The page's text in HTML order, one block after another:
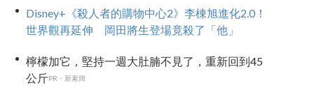
Disney+《殺人者的購物中心2》李棟旭進化2.0！
世界觀再延伸 岡田將生登場竟殺了「他」
檸檬加它，堅持一週大肚腩不見了，重新回到45
公斤PR・新素簡